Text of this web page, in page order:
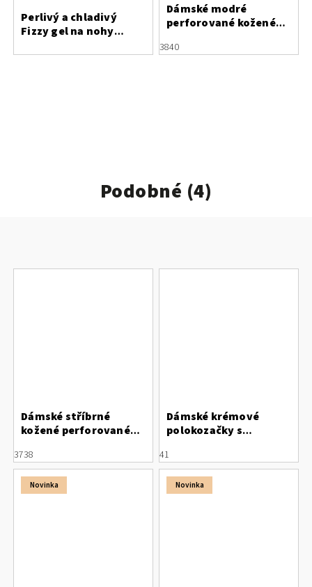
Perlivý a chladivý
Fizzy gel na nohy
Dámské modré
perforované kožené
3840
Podobné (4)
Dámské stříbrné
kožené perforované
3738
Dámské krémové
polokozačky s
X3414-60
41
Novinka Novinka